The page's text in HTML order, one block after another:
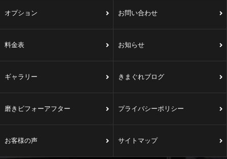
オプション お問い合わせ
料金表 お知らせ
ギャラリー きまぐれブログ
磨きビフォーアフター プライバシーポリシー
お客様の声 サイトマップ